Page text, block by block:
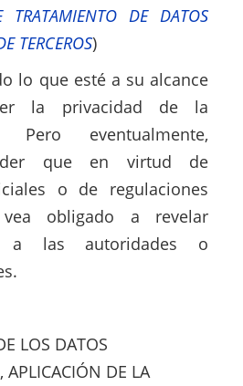
TRATAMIENTO DE DATOS
TERCEROS)
lo que esté a su alcance
la privacidad de la
Pero eventualmente,
que en virtud de
o de regulaciones
obligado a revelar
a las autoridades o
LOS DATOS
APLICACIÓN DE LA